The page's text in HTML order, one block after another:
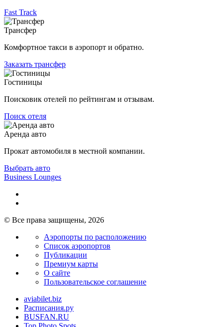
Fast Track
Трансфер
Комфортное такси в аэропорт и обратно.
Заказать трансфер
Гостиницы
Поисковик отелей по рейтингам и отзывам.
Поиск отеля
Аренда авто
Прокат автомобиля в местной компании.
Выбрать авто
Business Lounges
© Все права защищены, 2026
Аэропорты по расположению
Список аэропортов
Публикации
Премиум карты
О сайте
Пользовательское соглашение
aviabilet.biz
Расписания.ру
BUSFAN.RU